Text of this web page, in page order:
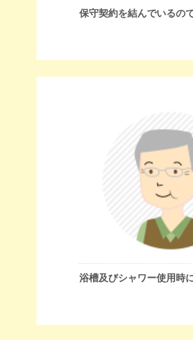
保守契約を結んでいるの
浴槽及びシャワー使用時